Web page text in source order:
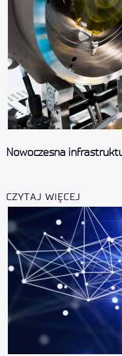
Nowoczesna
CZYTAJ WIĘCEJ